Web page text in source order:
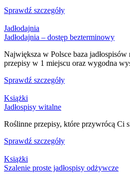
Sprawdź szczegóły
Jadłodajnia
Jadłodajnia – dostęp bezterminowy
Największa w Polsce baza
przepisy w 1 miejscu oraz wygodna
Sprawdź szczegóły
Książki
Jadłospisy witalne
Roślinne przepisy, które przywrócą Ci
Sprawdź szczegóły
Książki
Szalenie proste jadłospisy odżywcze